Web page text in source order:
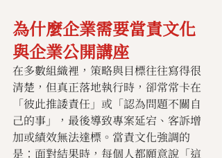
為什麼企業需要當責文化
與企業公開講座
在多數組織裡，策略與目標往往寫得很
清楚，但真正落地執行時，卻常常卡在
「彼此推諉責任」或「認為問題不關自
己的事」，最後導致專案延宕、客訴增
加或績效無法達標。當責文化強調的
是：面對結果時，每個人都願意說「這